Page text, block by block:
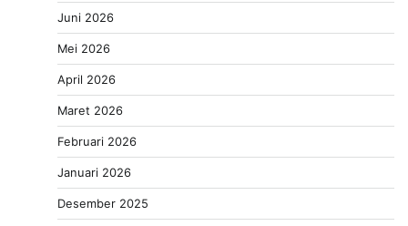
Juni 2026
Mei 2026
April 2026
Maret 2026
Februari 2026
Januari 2026
Desember 2025